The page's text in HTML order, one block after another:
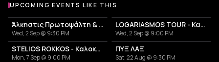
UPCOMING EVENTS LIKE THIS
Άλκηστις Πρωτοψάλτη & Νίκος Πορτοκάλογλου
Wed, 2 Sep @ 9:30 PM
LOGARIASMOS TOUR - Κατερίνα Λιόλιου
Wed, 2 Sep @ 9:00 PM
STELIOS ROKKOS - Καλοκαίρι 2026
Mon, 7 Sep @ 9:00 PM
ΠΥΞ ΛΑΞ
Sat, 22 Aug @ 9:30 PM